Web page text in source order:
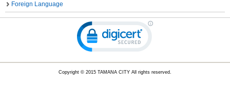
Foreign Language
Copyright © 2015 TAMANA CITY All rights reserved.